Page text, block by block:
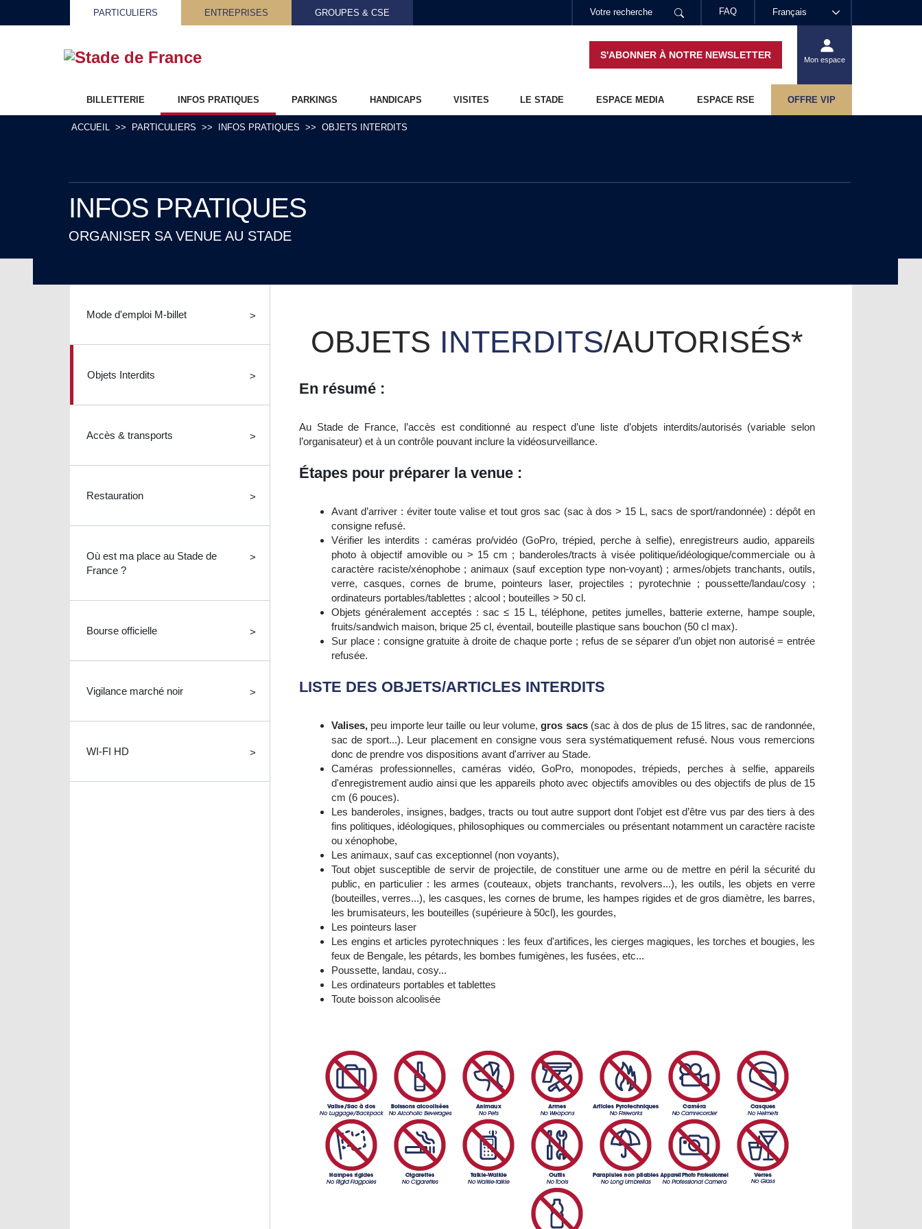
Français
FAQ
PARTICULIERS ENTREPRISES GROUPES & CSE
S'ABONNER À NOTRE NEWSLETTER Mon espace
BILLETTERIE INFOS PRATIQUES PARKINGS HANDICAPS VISITES LE STADE ESPACE MEDIA ESPACE RSE OFFRE VIP
ACCUEIL PARTICULIERS INFOS PRATIQUES OBJETS INTERDITS
INFOS PRATIQUES
ORGANISER SA VENUE AU STADE
Mode d'emploi M-billet
Objets Interdits
Accès & transports
Restauration
Où est ma place au Stade de
France ?
Bourse officielle
Vigilance marché noir
WI-FI HD
OBJETS INTERDITS/AUTORISÉS*
En résumé :
Au Stade de France, l’accès est conditionné au respect d’une liste d’objets interdits/autorisés (variable selon
l’organisateur) et à un contrôle pouvant inclure la vidéosurveillance.
Étapes pour préparer la venue :
Avant d’arriver : éviter toute valise et tout gros sac (sac à dos > 15 L, sacs de sport/randonnée) : dépôt en
consigne refusé.
Vérifier les interdits : caméras pro/vidéo (GoPro, trépied, perche à selfie), enregistreurs audio, appareils
photo à objectif amovible ou > 15 cm ; banderoles/tracts à visée politique/idéologique/commerciale ou à
caractère raciste/xénophobe ; animaux (sauf exception type non-voyant) ; armes/objets tranchants, outils,
verre, casques, cornes de brume, pointeurs laser, projectiles ; pyrotechnie ; poussette/landau/cosy ;
ordinateurs portables/tablettes ; alcool ; bouteilles > 50 cl.
Objets généralement acceptés : sac ≤ 15 L, téléphone, petites jumelles, batterie externe, hampe souple,
fruits/sandwich maison, brique 25 cl, éventail, bouteille plastique sans bouchon (50 cl max).
Sur place : consigne gratuite à droite de chaque porte ; refus de se séparer d’un objet non autorisé = entrée
refusée.
LISTE DES OBJETS/ARTICLES INTERDITS
Valises, peu importe leur taille ou leur volume,gros sacs (sac à dos de plus de 15 litres, sac de randonnée,
sac de sport...). Leur placement en consigne vous sera systématiquement refusé. Nous vous remercions
donc de prendre vos dispositions avant d'arriver au Stade.
Caméras professionnelles, caméras vidéo, GoPro, monopodes, trépieds, perches à selfie, appareils
d'enregistrement audio ainsi que les appareils photo avec objectifs amovibles ou des objectifs de plus de 15
cm (6 pouces).
Les banderoles, insignes, badges, tracts ou tout autre support dont l’objet est d’être vus par des tiers à des
fins politiques, idéologiques, philosophiques ou commerciales ou présentant notamment un caractère raciste
ou xénophobe,
Les animaux, sauf cas exceptionnel (non voyants),
Tout objet susceptible de servir de projectile, de constituer une arme ou de mettre en péril la sécurité du
public, en particulier : les armes (couteaux, objets tranchants, revolvers...), les outils, les objets en verre
(bouteilles, verres...), les casques, les cornes de brume, les hampes rigides et de gros diamètre, les barres,
les brumisateurs, les bouteilles (supérieure à 50cl), les gourdes,
Les pointeurs laser
Les engins et articles pyrotechniques : les feux d'artifices, les cierges magiques, les torches et bougies, les
feux de Bengale, les pétards, les bombes fumigènes, les fusées, etc...
Poussette, landau, cosy...
Les ordinateurs portables et tablettes
Toute boisson alcoolisée